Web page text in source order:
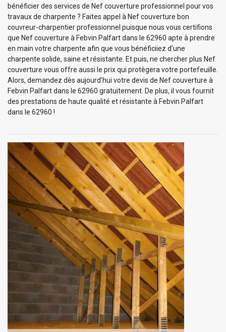
bénéficier des services de Nef couverture professionnel pour vos
travaux de charpente ? Faites appel à Nef couverture bon
couvreur-charpentier professionnel puisque nous vous certifions
que Nef couverture à Febvin Palfart dans le 62960 apte à prendre
en main votre charpente afin que vous bénéficiiez d’une
charpente solide, saine et résistante. Et puis, ne chercher plus Nef
couverture vous offre aussi le prix qui protègera votre portefeuille.
Alors, demandez dès aujourd’hui votre devis de Nef couverture à
Febvin Palfart dans le 62960 gratuitement. De plus, il vous fournit
des prestations de haute qualité et résistante à Febvin Palfart
dans le 62960 !